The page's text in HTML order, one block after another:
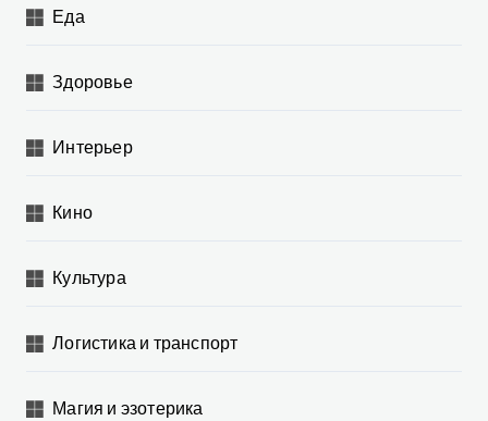
Еда
Здоровье
Интерьер
Кино
Культура
Логистика и транспорт
Магия и эзотерика